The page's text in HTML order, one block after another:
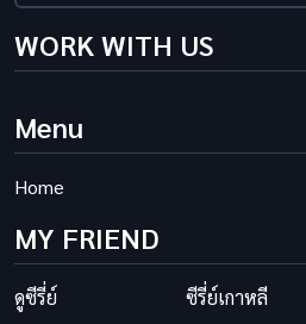
WORK WITH US
Menu
Home
MY FRIEND
ดูซีรี่ย์ ซีรี่ย์เกาหลี